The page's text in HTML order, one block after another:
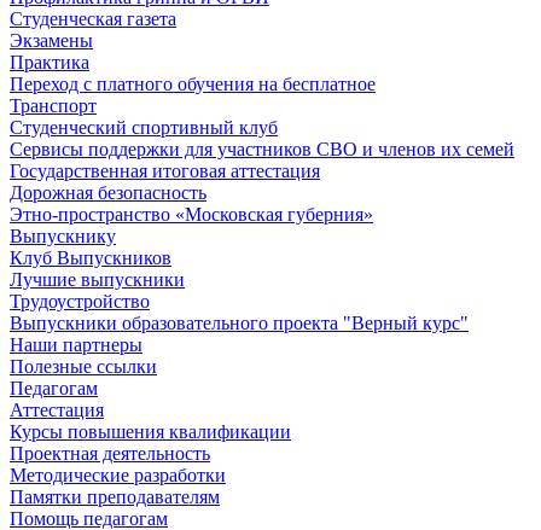
Cтуденческая газета
Экзамены
Практика
Переход с платного обучения на бесплатное
Транспорт
Студенческий спортивный клуб
Сервисы поддержки для участников СВО и членов их семей
Государственная итоговая аттестация
Дорожная безопасность
Этно-пространство «Московская губерния»
Выпускнику
Клуб Выпускников
Лучшие выпускники
Трудоустройство
Выпускники образовательного проекта "Верный курс"
Наши партнеры
Полезные ссылки
Педагогам
Аттестация
Курсы повышения квалификации
Проектная деятельность
Методические разработки
Памятки преподавателям
Помощь педагогам